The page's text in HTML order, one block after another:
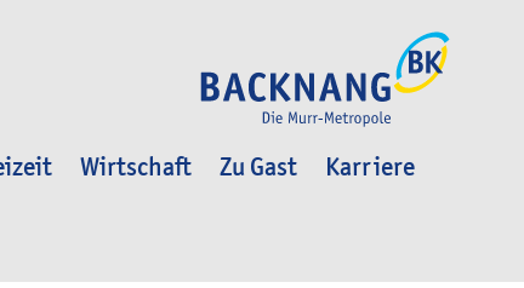
Wirtschaft Zu Gast
Karriere